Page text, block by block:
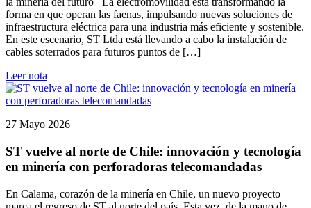
forma en que operan las faenas, impulsando nuevas soluciones de
infraestructura eléctrica para una industria más eficiente y sostenible.
En este escenario, ST Ltda está llevando a cabo la instalación de
cables soterrados para futuros puntos de […]
Leer nota
27 Mayo 2026
ST vuelve al norte de Chile: innovación y tecnología
en minería con perforadoras telecomandadas
En Calama, corazón de la minería en Chile, un nuevo proyecto